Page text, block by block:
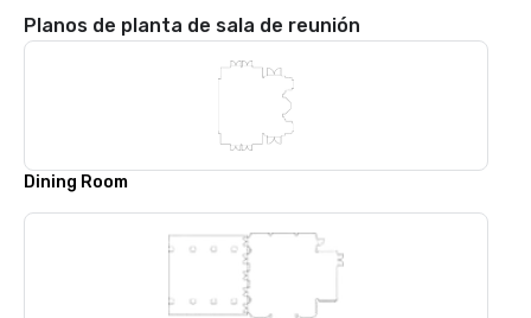
Planos de planta de sala de reunión
Dining Room